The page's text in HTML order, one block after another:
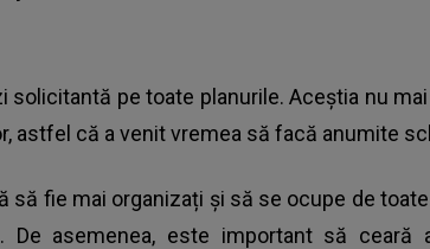
solicitantă pe toate planurile. Aceștia nu
astfel că a venit vremea să facă anumite
să fie mai organizați și să se ocupe de
De asemenea, este important să ceară